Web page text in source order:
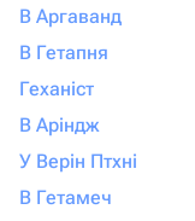
В Аргаванд
В Гетапня
Геханіст
В Аріндж
У Верін Птхні
В Гетамеч